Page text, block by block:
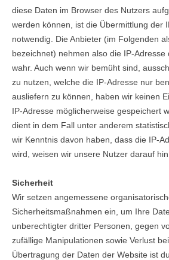
diese Daten im Browser des Nutzers
werden können, ist die Übermittlung der
notwendig. Die Anbieter (im Folgenden
bezeichnet) nehmen also die IP-Adresse
wahr. Auch wenn wir bemüht sind,
zu nutzen, welche die IP-Adresse nur
ausliefern zu können, haben wir keinen
IP-Adresse möglicherweise gespeichert
dient in dem Fall unter anderem
wir Kenntnis davon haben, dass die IP-
wird, weisen wir unsere Nutzer darauf hin.
Sicherheit
Wir setzen angemessene
Sicherheitsmaßnahmen ein, um Ihre
unberechtigter dritter Personen, gegen
zufällige Manipulationen sowie Verlust
Übertragung der Daten der Website ist